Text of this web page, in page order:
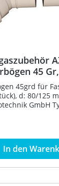
45
45grd für
d: 80/125
GmbH Typ: AZB
In den